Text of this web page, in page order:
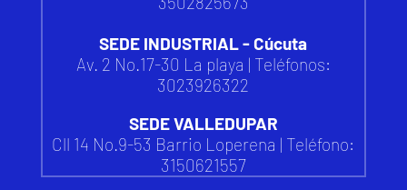
SEDE INDUSTRIAL - Cúcuta
Av. 2 No.17-30 La playa | Teléfonos:
3023926322
SEDE VALLEDUPAR
Cll 14 No.9-53 Barrio Loperena | Teléfono:
3150621557